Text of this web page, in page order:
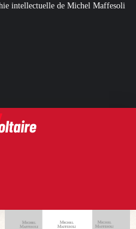
Pour regagner son influence en